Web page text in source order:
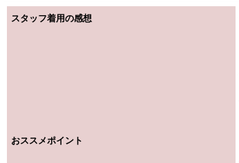
スタッフ着用の感想
おススメポイント